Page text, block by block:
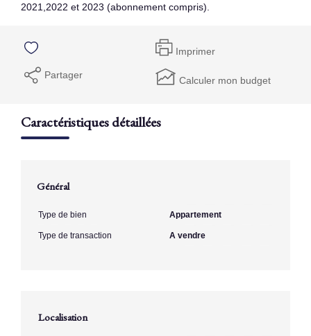
2021,2022 et 2023 (abonnement compris).
Imprimer
Partager Calculer mon budget
Caractéristiques détaillées
Général
Type de bien Appartement
Type de transaction A vendre
Localisation